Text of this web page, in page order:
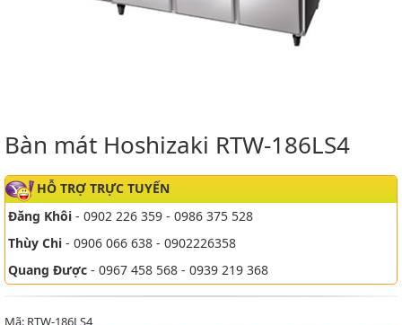
Bàn mát Hoshizaki RTW-186LS4
HỖ TRỢ TRỰC TUYẾN
Đăng Khôi - 0902 226 359 - 0986 375 528
Thùy Chi - 0906 066 638 - 0902226358
Quang Được - 0967 458 568 - 0939 219 368
Mã: RTW-186LS4